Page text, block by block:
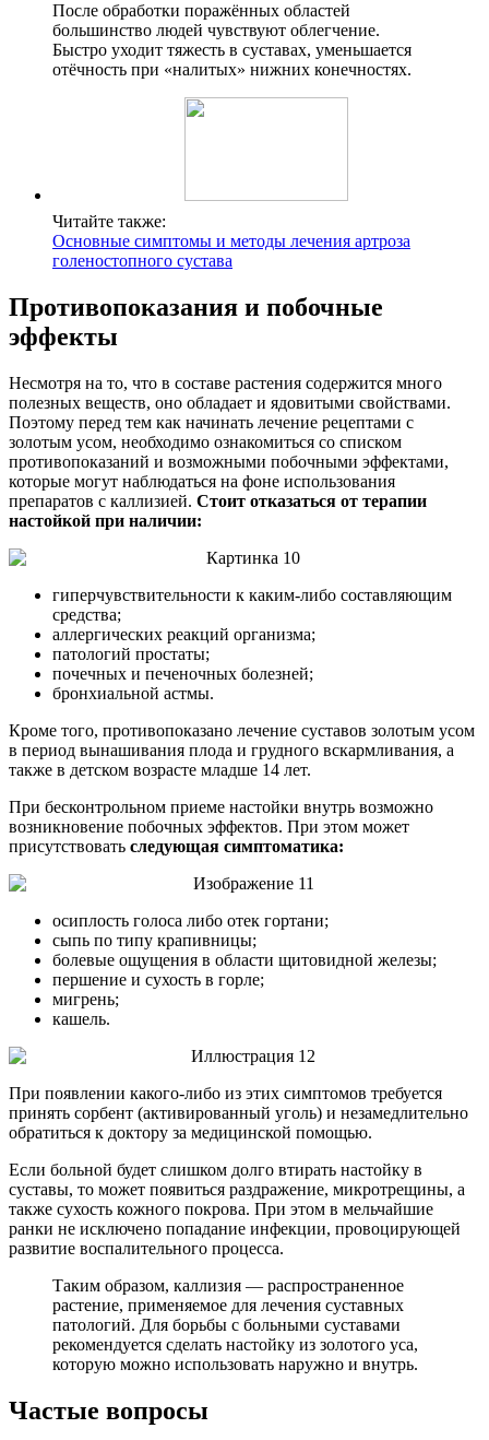
После обработки поражённых областей
большинство людей чувствуют облегчение.
Быстро уходит тяжесть в суставах, уменьшается
отёчность при «налитых» нижних конечностях.
Читайте также:
Основные симптомы и методы лечения артроза
голеностопного сустава
Противопоказания и побочные
эффекты
Несмотря на то, что в составе растения содержится много
полезных веществ, оно обладает и ядовитыми свойствами.
Поэтому перед тем как начинать лечение рецептами с
золотым усом, необходимо ознакомиться со списком
противопоказаний и возможными побочными эффектами,
которые могут наблюдаться на фоне использования
препаратов с каллизией. Стоит отказаться от терапии
настойкой при наличии:
гиперчувствительности к каким-либо составляющим
средства;
аллергических реакций организма;
патологий простаты;
почечных и печеночных болезней;
бронхиальной астмы.
Кроме того, противопоказано лечение суставов золотым усом
в период вынашивания плода и грудного вскармливания, а
также в детском возрасте младше 14 лет.
При бесконтрольном приеме настойки внутрь возможно
возникновение побочных эффектов. При этом может
присутствовать следующая симптоматика:
осиплость голоса либо отек гортани;
сыпь по типу крапивницы;
болевые ощущения в области щитовидной железы;
першение и сухость в горле;
мигрень;
кашель.
При появлении какого-либо из этих симптомов требуется
принять сорбент (активированный уголь) и незамедлительно
обратиться к доктору за медицинской помощью.
Если больной будет слишком долго втирать настойку в
суставы, то может появиться раздражение, микротрещины, а
также сухость кожного покрова. При этом в мельчайшие
ранки не исключено попадание инфекции, провоцирующей
развитие воспалительного процесса.
Таким образом, каллизия — распространенное
растение, применяемое для лечения суставных
патологий. Для борьбы с больными суставами
рекомендуется сделать настойку из золотого уса,
которую можно использовать наружно и внутрь.
Частые вопросы